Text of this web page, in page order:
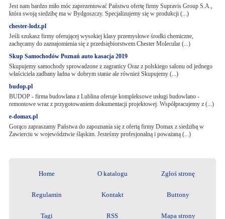
Jest nam bardzo miło móc zaprezentować Państwu ofertę firmy Supravis Group S.A.,
która swoją siedzibę ma w Bydgoszczy. Specjalizujemy się w produkcji (...)
chester-lodz.pl
Jeśli szukasz firmy oferującej wysokiej klasy przemysłowe środki chemiczne,
zachęcamy do zaznajomienia się z przedsiębiorstwem Chester Molecular (...)
Skup Samochodów Poznań auto kasacja 2019
Skupujemy samochody sprowadzone z zagranicy Oraz z polskiego salonu od jednego
właściciela zadbany ładna w dobrym stanie ale również Skupujemy (...)
budop.pl
BUDOP - firma budowlana z Lublina oferuje kompleksowe usługi budowlano -
remontowe wraz z przygotowaniem dokumentacji projektowej. Współpracujemy z (...)
e-domax.pl
Gorąco zapraszamy Państwa do zapoznania się z ofertą firmy Domax z siedzibą w
Zawierciu w województwie śląskim. Jesteśmy profesjonalną i poważaną (...)
Home O katalogu Zgłoś stronę
Regulamin Kontakt Buttony
Tagi RSS Mapa strony